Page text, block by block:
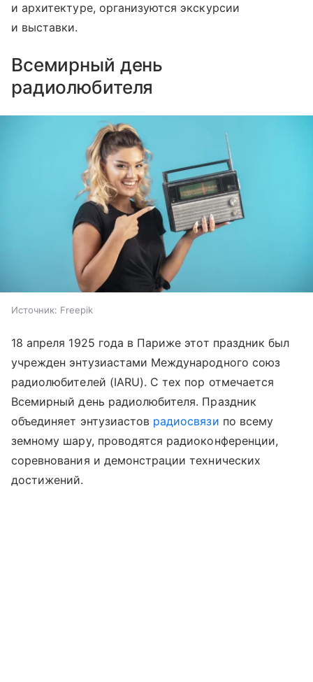
и архитектуре, организуются экскурсии
и выставки.
Всемирный день
радиолюбителя
Источник: Freepik
18 апреля 1925 года в Париже этот праздник был
учрежден энтузиастами Международного союз
радиолюбителей (IARU). С тех пор отмечается
Всемирный день радиолюбителя. Праздник
объединяет энтузиастов радиосвязи по всему
земному шару, проводятся радиоконференции,
соревнования и демонстрации технических
достижений.